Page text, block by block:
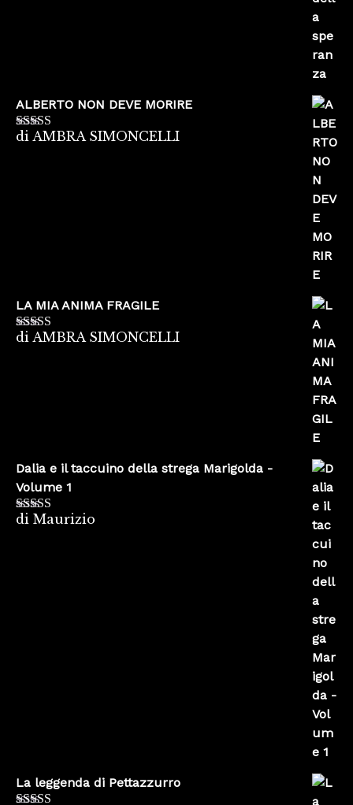
ALBERTO NON DEVE MORIRE
Valutato5su
di AMBRA SIMONCELLI
LA MIA ANIMA FRAGILE
Valutato5su
di AMBRA SIMONCELLI
Dalia e il taccuino della strega Marigolda -
Volume 1
Valutato4
di Maurizio
La leggenda di Pettazzurro